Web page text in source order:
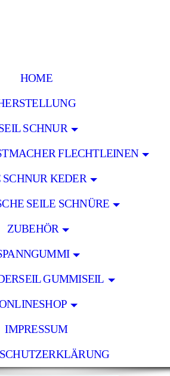
HOME
SCHNUR
FLECHTLEINEN
SCHNUR KEDER
SEILE SCHNÜRE
ZUBEHÖR
GUMMISEIL
IMPRESSUM